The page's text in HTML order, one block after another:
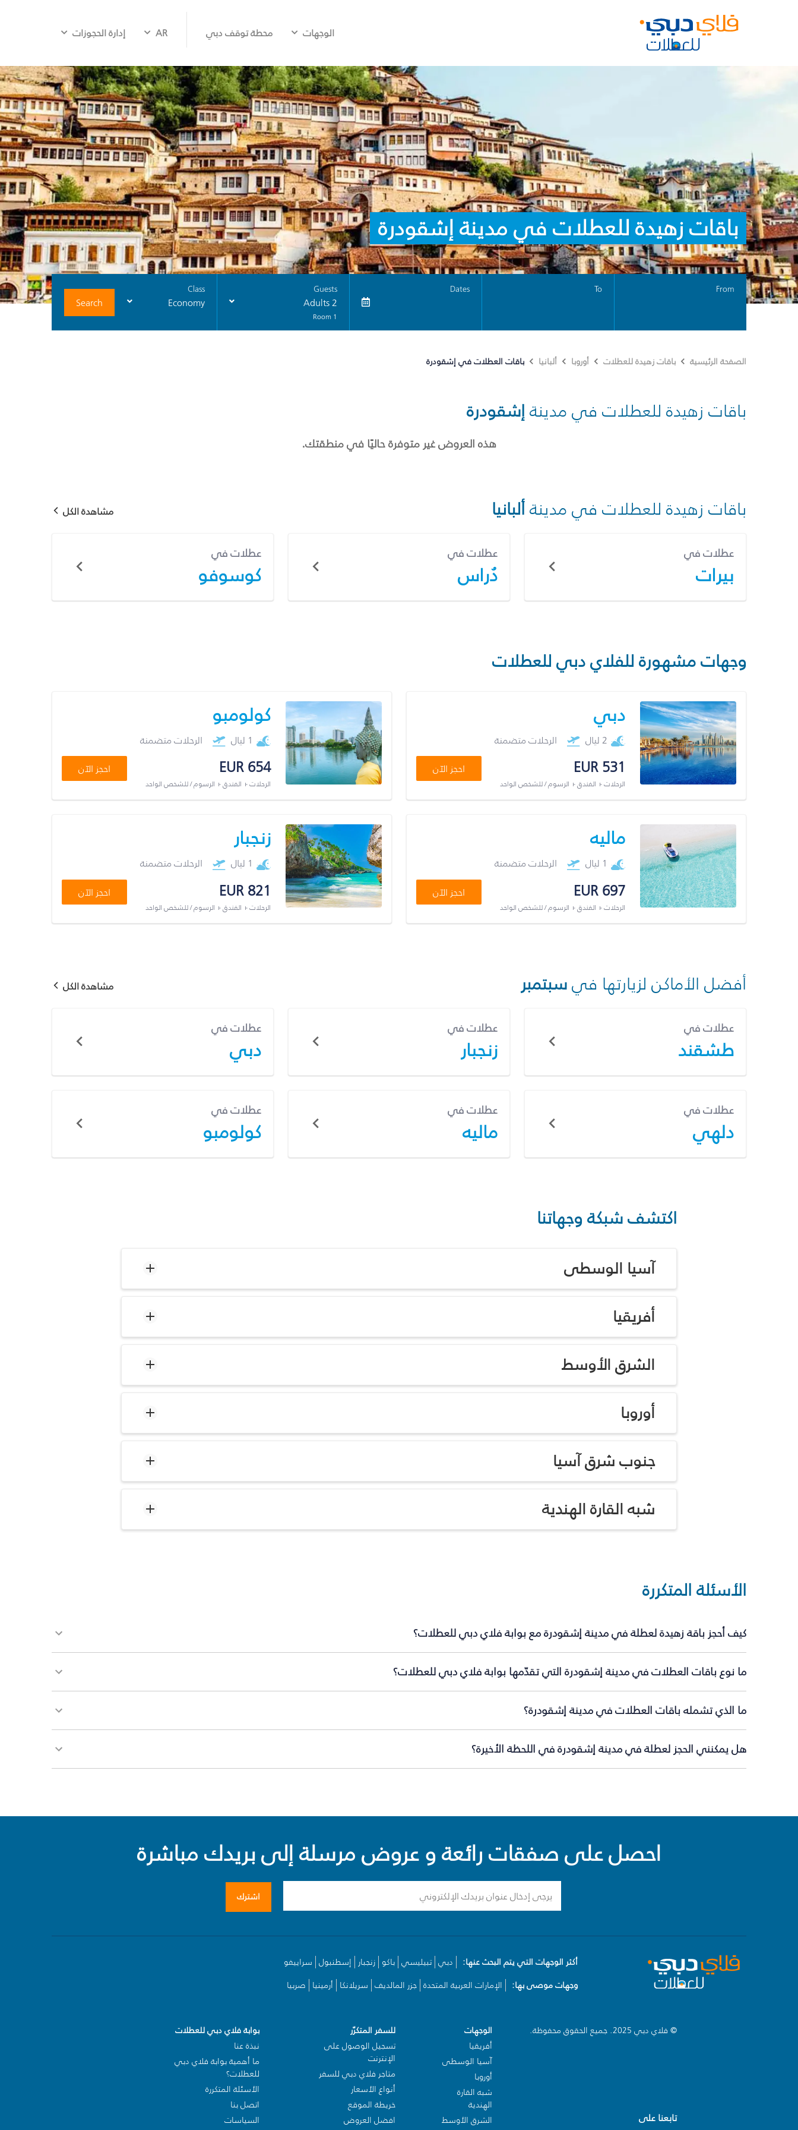
الوجهات محطة توقف دبي AR إدارة الحجوزات
باقات زهيدة للعطلات في مدينة إشقودرة
From
To
Dates
Guests
2 Adults
1 Room
Class
Economy
Search
الصفحة الرئيسية باقات زهيدة للعطلات أوروبا ألبانيا باقات العطلات في إشقودرة
باقات زهيدة للعطلات في مدينةإشقودرة
هذه العروض غير متوفرة حاليًا في منطقتك.
باقات زهيدة للعطلات في مدينةألبانيا مشاهدة الكل
عطلات في
بيرات
عطلات في
دُراس
عطلات في
كوسوفو
وجهات مشهورة للفلاي دبي للعطلات
دبي
2 ليال الرحلات متضمنة
EUR 531
الرحلات + الفندق + الرسوم / للشخص الواحد
احجز الآن
كولومبو
1 ليال الرحلات متضمنة
EUR 654
الرحلات + الفندق + الرسوم / للشخص الواحد
احجز الآن
ماليه
1 ليال الرحلات متضمنة
EUR 697
الرحلات + الفندق + الرسوم / للشخص الواحد
احجز الآن
زنجبار
1 ليال الرحلات متضمنة
EUR 821
الرحلات + الفندق + الرسوم / للشخص الواحد
احجز الآن
أفضل الأماكن لزيارتها فيسبتمبر مشاهدة الكل
عطلات في
طشقند
عطلات في
زنجبار
عطلات في
دبي
عطلات في
دلهي
عطلات في
ماليه
عطلات في
كولومبو
اكتشف شبكة وجهاتنا
آسيا الوسطى
أفريقيا
الشرق الأوسط
أوروبا
جنوب شرق آسيا
شبه القارة الهندية
الأسئلة المتكررة
كيف أحجز باقة زهيدة لعطلة في مدينة إشقودرة مع بوابة فلاي دبي للعطلات؟
ما نوع باقات العطلات في مدينة إشقودرة التي تقدّمها بوابة فلاي دبي للعطلات؟
ما الذي تشمله باقات العطلات في مدينة إشقودرة؟
هل يمكنني الحجز لعطلة في مدينة إشقودرة في اللحظة الأخيرة؟
احصل على صفقات رائعة و عروض مرسلة إلى بريدك مباشرة
اشترك
أكثر الوجهات التي يتم البحث عنها: دبي تبيليسي باكو زنجبار إسطنبول سراييفو
وجهات موصى بها:
الإمارات العربية المتحدة جزر المالديف سريلانكا أرمينيا صربيا
© فلاي دبي 2025. جميع الحقوق محفوظة.
تابعنا على
الوجهات
أفريقيا
آسيا الوسطى
أوروبا
شبه القارة
الهندية
الشرق الأوسط
للسفر المتكرّر
تسجيل الوصول على
الإنترنت
متاجر فلاي دبي للسفر
أنواع الأسعار
خريطة الموقع
افضل العروض
بوابة فلاي دبي للعطلات
نبذة عنا
ما أهمية بوابة فلاي دبي
للعطلات؟
الأسئلة المتكررة
اتصل بنا
السياسات